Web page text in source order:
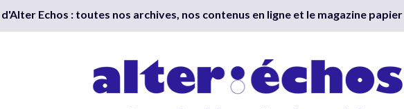
Echos : toutes nos archives, nos contenus en ligne et le magazine